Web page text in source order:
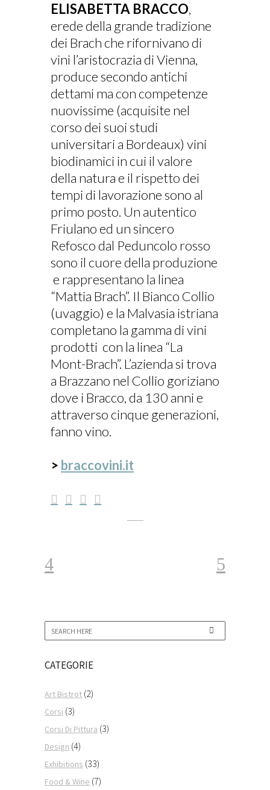
ELISABETTA BRACCO,
erede della grande tradizione
dei Brach che rifornivano di
vini l’aristocrazia di Vienna,
produce secondo antichi
dettami ma con competenze
nuovissime (acquisite nel
corso dei suoi studi
universitari a Bordeaux) vini
biodinamici in cui il valore
della natura e il rispetto dei
tempi di lavorazione sono al
primo posto. Un autentico
Friulano ed un sincero
Refosco dal Peduncolo rosso
sono il cuore della produzione
e rappresentano la linea
“Mattia Brach”. Il Bianco Collio
(uvaggio) e la Malvasia istriana
completano la gamma di vini
prodotti con la linea “La
Mont-Brach”. L’azienda si trova
a Brazzano nel Collio goriziano
dove i Bracco, da 130 anni e
attraverso cinque generazioni,
fanno vino.
> braccovini.it
CATEGORIE
Art Bistrot (2)
Corsi (3)
Corsi Di Pittura (3)
Design (4)
Exhibitions (33)
Food & Wine (7)